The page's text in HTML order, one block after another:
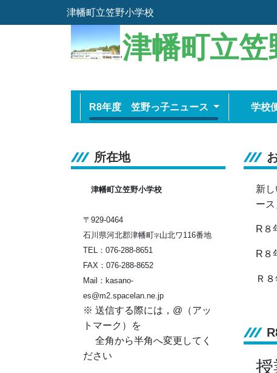
津幡町立笠野小学校
.津幡町立笠
R8年度 笠野っ子ニュース 学校
所在地
津幡町立笠野小学校
〒929-0464
石川県河北郡津幡町字山北ワ116番地
TEL：076-288-8651
FAX：076-288-8652
Mail：kasano-
es@m2.spacelan.ne.jp
※ 送信する際には，@（アッ
トマーク）を
全角から半角へ変更してく
ださい
新
ー
R８
R８
Ｒ
授